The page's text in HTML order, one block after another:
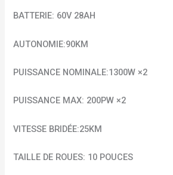
BATTERIE: 60V 28AH
AUTONOMIE:90KM
PUISSANCE NOMINALE:1300W ×2
PUISSANCE MAX: 200PW ×2
VITESSE BRIDÉE:25KM
TAILLE DE ROUES: 10 POUCES